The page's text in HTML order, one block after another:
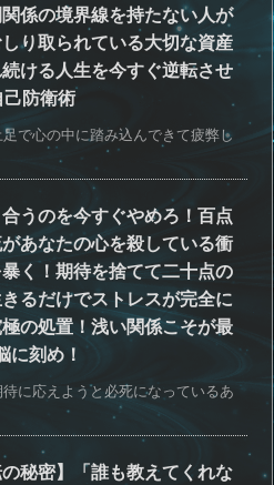
係の境界線を持たない人が
り取られている大切な資産
ける人生を今すぐ逆転させ
防衛術
で心の中に踏み込んできて疲弊し
うのを今すぐやめろ！百点
あなたの心を殺している衝
く！期待を捨てて二十点の
るだけでストレスが完全に
の処置！浅い関係こそが最
に刻め！
に応えようと必死になっているあ
の秘密】「誰も教えてくれな